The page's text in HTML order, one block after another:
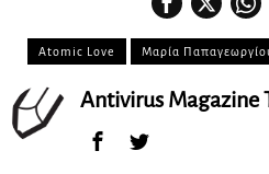
Atomic Love Μαρία
Antivirus Magazine